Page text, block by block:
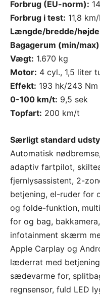
Forbrug (EU-norm):
Forbrug i test: 11,8 km/l
Længde/bredde/
Bagagerum (min/
Vægt: 1.670 kg
Motor: 4 cyl., 1,5 liter
Effekt: 193 hk/243 Nm
0-100 km/t: 9,5 sek
Topfart: 200 km/t
Særligt standard
Automatisk
adaptiv fartpilot,
fjernlysassistent, 2-
betjening, el-ruder for
og folde-funktion,
for og bag,
infotainment skærm
Apple Carplay og
læderrat med
sædevarme for,
regnsensor, fuld LED